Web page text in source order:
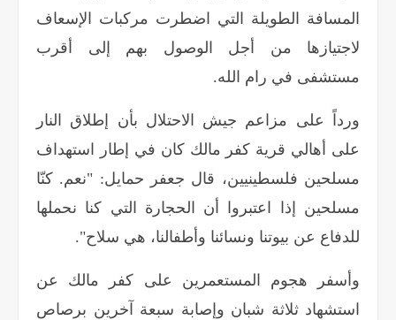
المسافة الطويلة التي اضطرت مركبات الإسعاف
لاجتيازها من أجل الوصول بهم إلى أقرب
مستشفى في رام الله.
ورداً على مزاعم جيش الاحتلال بأن إطلاق النار
على أهالي قرية كفر مالك كان في إطار استهداف
مسلحين فلسطينيين، قال جعفر حمايل: "نعم. كنّا
مسلحين إذا اعتبروا أن الحجارة التي كنا نحملها
للدفاع عن بيوتنا ونسائنا وأطفالنا، هي سلاح".
وأسفر هجوم المستعمرين على كفر مالك عن
استشهاد ثلاثة شبان وإصابة سبعة آخرين برصاص